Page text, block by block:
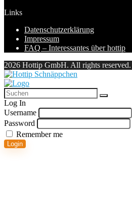
Links
Datenschutzerklärung
Impressum
FAQ – Interessantes über hottip
2026 Hottip GmbH. All rights reserved.
Log In
Username
Password
Remember me
Login